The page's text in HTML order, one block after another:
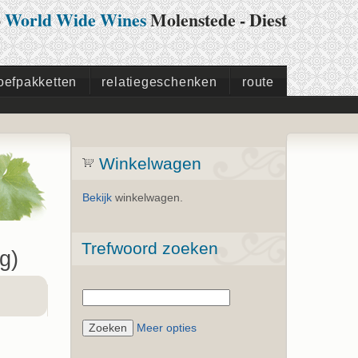
World Wide WinesMolenstede - Diest
relatiegeschenken route
Winkelwagen
Bekijk winkelwagen.
Trefwoord zoeken
Meer opties